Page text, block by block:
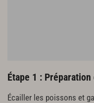
Étape 1 : Préparation
Écailler les poissons et